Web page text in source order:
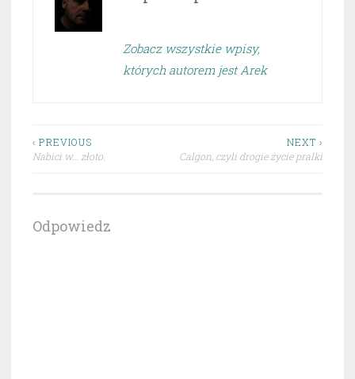
Zobacz wszystkie wpisy,
których autorem jest Arek
Nawigacja
‹ PREVIOUS
Nabici w… złoto.
NEXT ›
Calgon, czyli drogie życie pralki
Odpowiedz